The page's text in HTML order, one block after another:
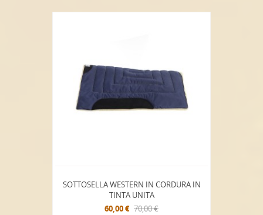
SOTTOSELLA WESTERN IN CORDURA IN
TINTA UNITA
60,00 € 70,00 €